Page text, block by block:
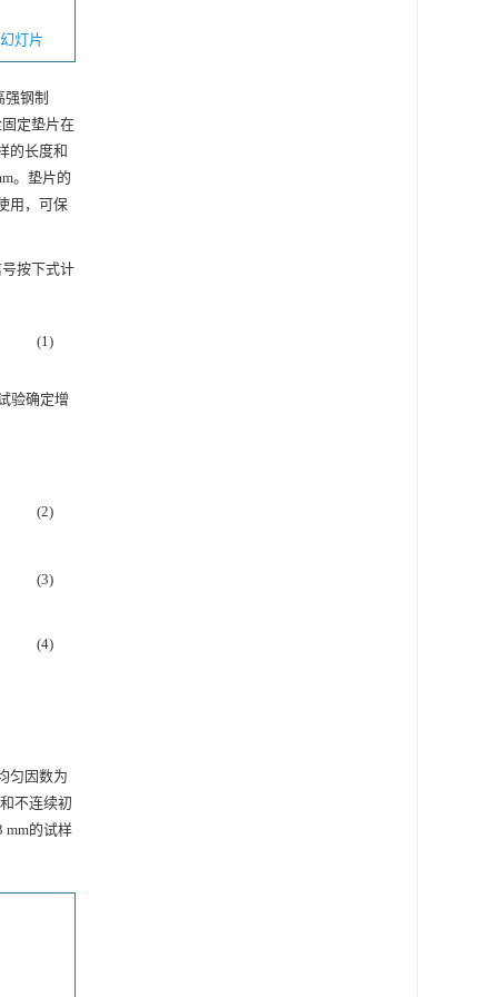
幻灯片
钢制
定垫片在
的长度和
。垫片的
用，可保
按下式计
(1)
验确定增
(2)
(3)
(4)
匀因数为
不连续初
mm的试样